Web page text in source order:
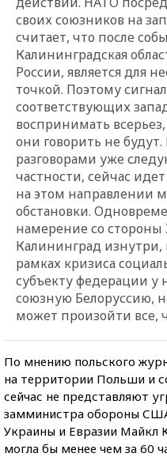
своих союзников на
считает, что после
Калининградская
России, является для
точкой. Поэтому
соответствующих
воспринимать
они говорить не будут.
разговорами уже
частности, сейчас
на этом направлении
обстановки.
намерение со стороны
Калининград изнутри,
рамках кризиса
субъекту федерации у
союзную Белоруссию,
может произойти все,
По мнению польского
на территории Польши и
сейчас не представляют
замминистра обороны
Украины и Евразии Майкл
могла бы менее чем за 60